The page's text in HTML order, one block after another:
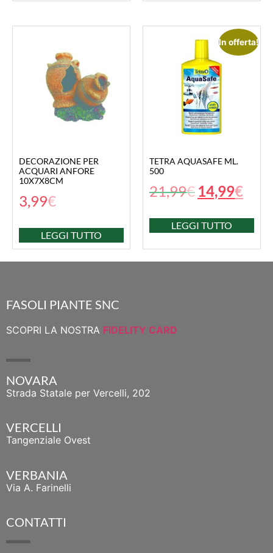
DECORAZIONE PER
ACQUARI ANFORE
10X7X8CM
3,99€
LEGGI TUTTO
In offerta!
TETRA AQUASAFE ML.
500
21,99€ 14,99€
LEGGI TUTTO
FASOLI PIANTE SNC
SCOPRI LA NOSTRA FIDELITY CARD
NOVARA
Strada Statale per Vercelli, 202
VERCELLI
Tangenziale Ovest
VERBANIA
Via A. Farinelli
CONTATTI